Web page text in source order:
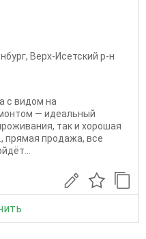
, Верх-Исетский р-н
с видом на
— идеальный
так и хорошая
прямая продажа, все